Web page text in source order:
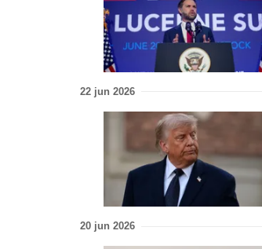
22 jun 2026
20 jun 2026